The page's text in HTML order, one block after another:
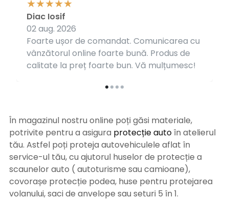
Foarte ușor de comandat. Comunicarea cu
vânzătorul online foarte bună. Produs de
calitate la preț foarte bun. Vă mulțumesc!
Diac Iosif
02 aug. 2026
În magazinul nostru online poți găsi materiale,
potrivite pentru a asigura protecție autoîn atelierul
tău. Astfel poți proteja autovehiculele aflat în
service-ul tău, cu ajutorul huselor de protecție a
scaunelor auto ( autoturisme sau camioane),
covorașe protecție podea, huse pentru protejarea
volanului, saci de anvelope sau seturi 5 în 1.